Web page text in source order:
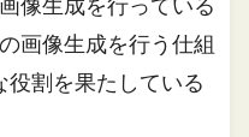
像生成を行っている
画像生成を行う仕組
割を果たしている